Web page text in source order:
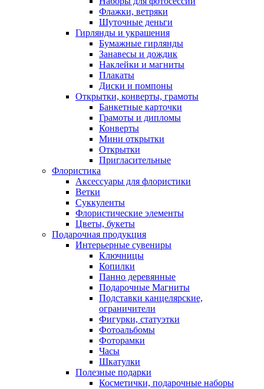
Флажки, ветряки
Шуточные деньги
Гирлянды и украшения
Бумажные гирлянды
Занавесы и дождик
Наклейки и магниты
Плакаты
Диски и помпоны
Открытки, конверты, грамоты
Банкетные карточки
Грамоты и дипломы
Конверты
Мини открытки
Открытки
Пригласительные
Флористика
Аксессуары для флористики
Ветки
Суккуленты
Флористические элементы
Цветы, букеты
Подарочная продукция
Интерьерные сувениры
Ключницы
Копилки
Панно деревянные
Подарочные Магниты
Подставки канцелярские,
ограничители
Фигурки, статуэтки
Фотоальбомы
Фоторамки
Часы
Шкатулки
Полезные подарки
Косметички, подарочные наборы